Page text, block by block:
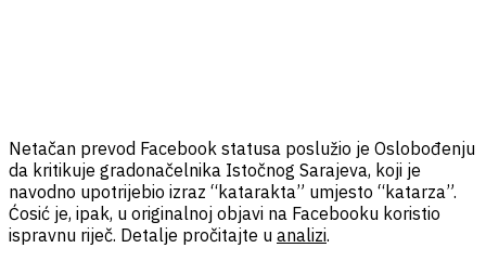
Netačan prevod Facebook statusa poslužio je Oslobođenju
da kritikuje gradonačelnika Istočnog Sarajeva, koji je
navodno upotrijebio izraz “katarakta” umjesto “katarza”.
Ćosić je, ipak, u originalnoj objavi na Facebooku koristio
ispravnu riječ. Detalje pročitajte u analizi.